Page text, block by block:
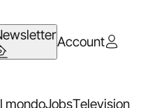
Account
mondoJobsTelevision